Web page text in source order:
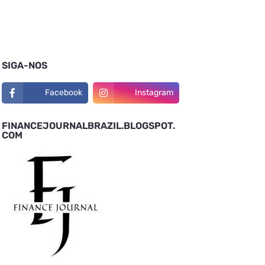
SIGA-NOS
Facebook Instagram
FINANCEJOURNALBRAZIL.BLOGSPOT.
COM